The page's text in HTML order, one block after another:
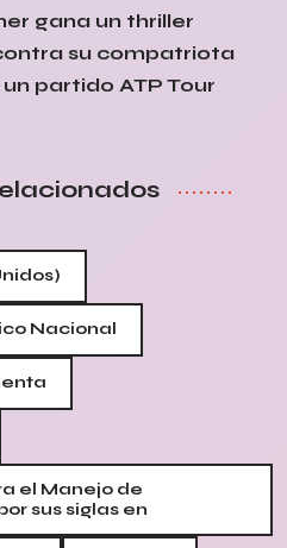
gana un thriller
su compatriota
partido ATP Tour
Nacional
el Manejo de
sus siglas en